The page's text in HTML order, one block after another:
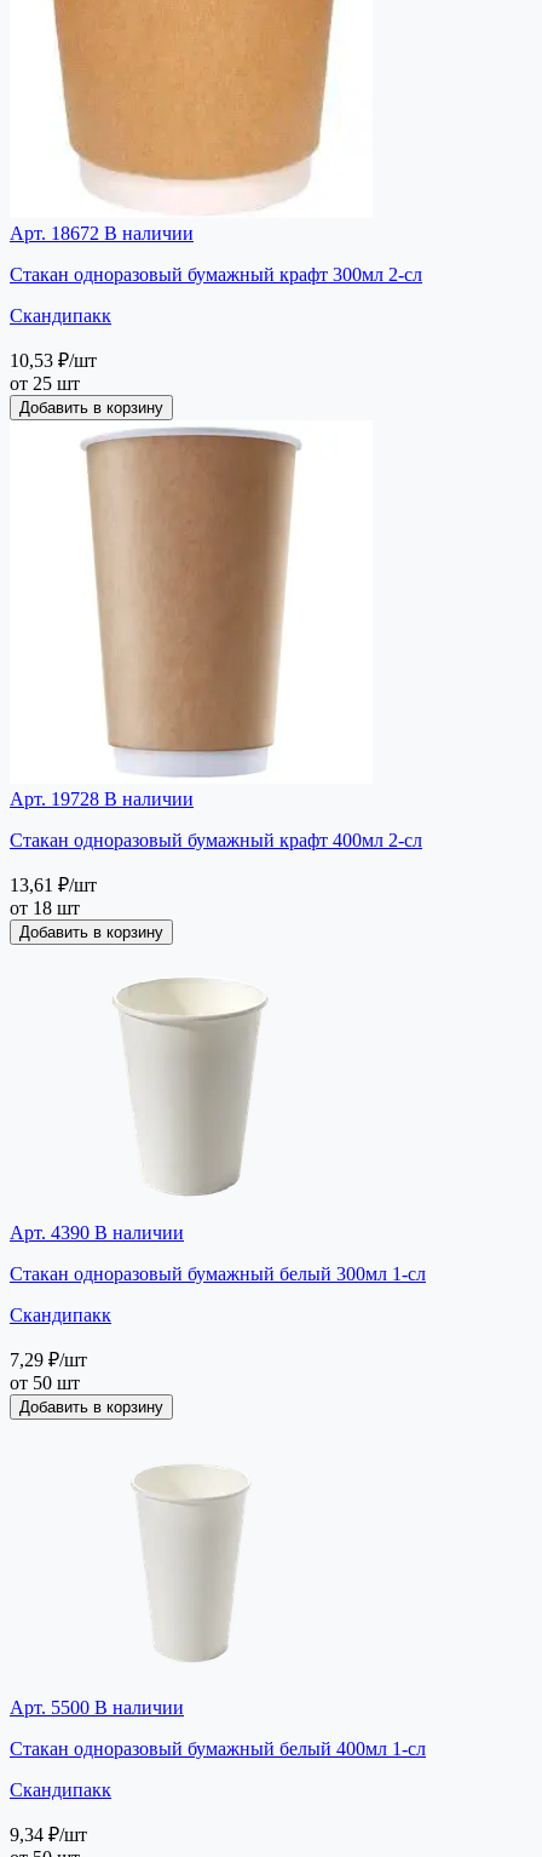
Арт. 18672 В наличии
Стакан одноразовый бумажный крафт 300мл 2-сл
Скандипакк
10,53 ₽/шт
от 25 шт
Добавить в корзину
Арт. 19728 В наличии
Стакан одноразовый бумажный крафт 400мл 2-сл
13,61 ₽/шт
от 18 шт
Добавить в корзину
Арт. 4390 В наличии
Стакан одноразовый бумажный белый 300мл 1-сл
Скандипакк
7,29 ₽/шт
от 50 шт
Добавить в корзину
Арт. 5500 В наличии
Стакан одноразовый бумажный белый 400мл 1-сл
Скандипакк
9,34 ₽/шт